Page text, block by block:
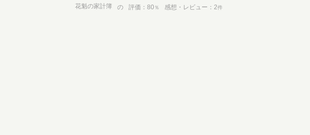
花魁の家計簿 の 評価 80 ％ 感想・レビュー 2件